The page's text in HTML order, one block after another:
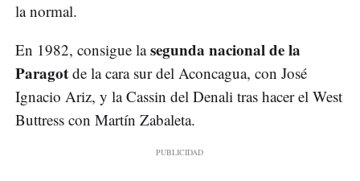
la normal.
En 1982, consigue lasegunda nacional de la
Paragot de la cara sur del Aconcagua, con José
Ignacio Ariz, y la Cassin del Denali tras hacer el West
Buttress con Martín Zabaleta.